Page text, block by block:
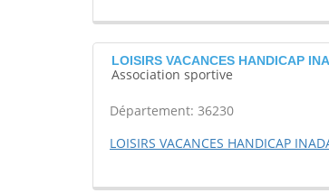
LOISIRS VACANCES HANDICAP
Association sportive
Département: 36230
LOISIRS VACANCES HANDICAP